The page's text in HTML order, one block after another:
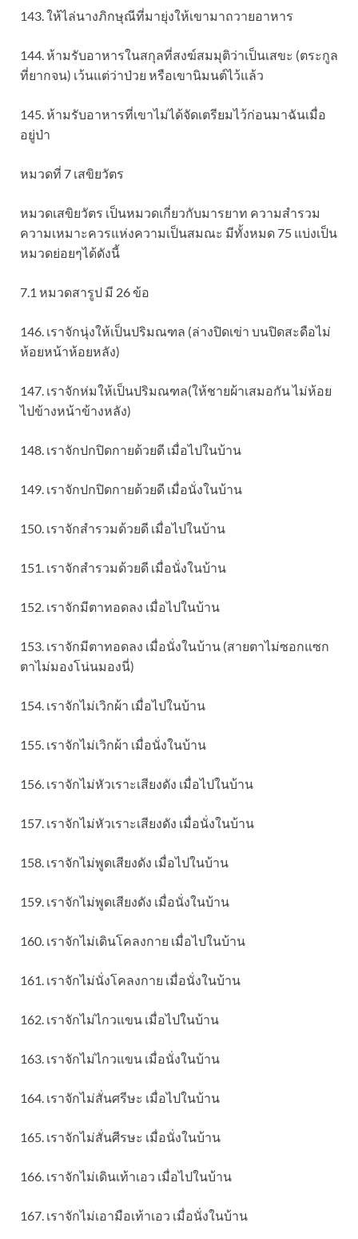
143. ให้ไล่นางภิกษุณีที่มายุ่งให้เขามาถวายอาหาร
144. ห้ามรับอาหารในสกุลที่สงฆ์สมมุติว่าเป็นเสขะ (ตระกูล
ที่ยากจน) เว้นแต่ว่าป่วย หรือเขานิมนต์ไว้แล้ว
145. ห้ามรับอาหารที่เขาไม่ได้จัดเตรียมไว้ก่อนมาฉันเมื่อ
อยู่ป่า
หมวดที่ 7 เสขิยวัตร
หมวดเสขิยวัตร เป็นหมวดเกี่ยวกับมารยาท ความสำรวม
ความเหมาะควรแห่งความเป็นสมณะ มีทั้งหมด 75 แบ่งเป็น
หมวดย่อยๆได้ดังนี้
7.1 หมวดสารูป มี 26 ข้อ
146. เราจักนุ่งให้เป็นปริมณฑล (ล่างปิดเข่า บนปิดสะดือไม่
ห้อยหน้าห้อยหลัง)
147. เราจักห่มให้เป็นปริมณฑล(ให้ชายผ้าเสมอกัน ไม่ห้อย
ไปข้างหน้าข้างหลัง)
148. เราจักปกปิดกายด้วยดี เมื่อไปในบ้าน
149. เราจักปกปิดกายด้วยดี เมื่อนั่งในบ้าน
150. เราจักสำรวมด้วยดี เมื่อไปในบ้าน
151. เราจักสำรวมด้วยดี เมื่อนั่งในบ้าน
152. เราจักมีตาทอดลง เมื่อไปในบ้าน
153. เราจักมีตาทอดลง เมื่อนั่งในบ้าน (สายตาไม่ซอกแซก
ตาไม่มองโน่นมองนี่)
154. เราจักไม่เวิกผ้า เมื่อไปในบ้าน
155. เราจักไม่เวิกผ้า เมื่อนั่งในบ้าน
156. เราจักไม่หัวเราะเสียงดัง เมื่อไปในบ้าน
157. เราจักไม่หัวเราะเสียงดัง เมื่อนั่งในบ้าน
158. เราจักไม่พูดเสียงดัง เมื่อไปในบ้าน
159. เราจักไม่พูดเสียงดัง เมื่อนั่งในบ้าน
160. เราจักไม่เดินโคลงกาย เมื่อไปในบ้าน
161. เราจักไม่นั่งโคลงกาย เมื่อนั่งในบ้าน
162. เราจักไม่ไกวแขน เมื่อไปในบ้าน
163. เราจักไม่ไกวแขน เมื่อนั่งในบ้าน
164. เราจักไม่สั่นศรีษะ เมื่อไปในบ้าน
165. เราจักไม่สั่นศีรษะ เมื่อนั่งในบ้าน
166. เราจักไม่เดินเท้าเอว เมื่อไปในบ้าน
167. เราจักไม่เอามือเท้าเอว เมื่อนั่งในบ้าน